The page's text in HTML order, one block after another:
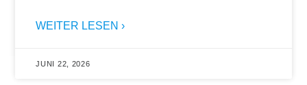
WEITER LESEN ›
JUNI 22, 2026